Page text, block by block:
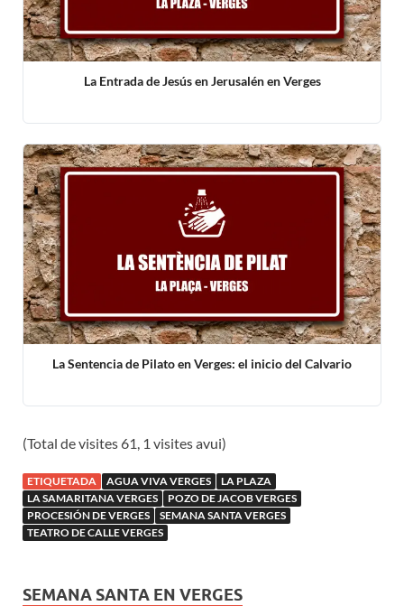
La Entrada de Jesús en Jerusalén en Verges
La Sentencia de Pilato en Verges: el inicio del Calvario
(Total de visites 61, 1 visites avui)
ETIQUETADA AGUA VIVA VERGES
LA PLAZA
LA SAMARITANA VERGES
POZO DE JACOB VERGES
PROCESIÓN DE VERGES
SEMANA SANTA VERGES
TEATRO DE CALLE VERGES
SEMANA SANTA EN VERGES